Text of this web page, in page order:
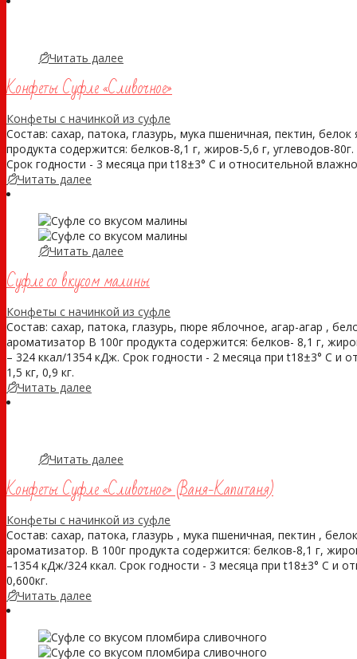
Читать далее
Конфеты Суфле «Сливочное»
Конфеты с начинкой из суфле
Состав: сахар, патока, глазурь, мука пшеничная, пектин,
продукта содержится: белков-8,1 г, жиров-5,6 г, углеводов-
Срок годности - 3 месяца при t18±3° С и относительной
Читать далее
Читать далее
Суфле со вкусом малины
Конфеты с начинкой из суфле
Состав: сахар, патока, глазурь, пюре яблочное, агар-агар ,
ароматизатор В 100г продукта содержится: белков- 8,1 г,
– 324 ккал/1354 кДж. Срок годности - 2 месяца при t18±3° С и
1,5 кг, 0,9 кг.
Читать далее
Читать далее
Конфеты Суфле «Сливочное» (Ваня-Капитаня)
Конфеты с начинкой из суфле
Состав: сахар, патока, глазурь , мука пшеничная, пектин ,
ароматизатор. В 100г продукта содержится: белков-8,1 г,
–1354 кДж/324 ккал. Срок годности - 3 месяца при t18±3° С и
0,600кг.
Читать далее